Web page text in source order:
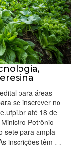
para áreas
se inscrever no
até 18 de
Petrônio
sete para ampla
inscrições têm …